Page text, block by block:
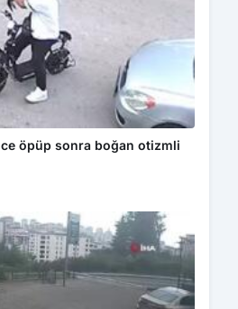
öpüp sonra boğan otizmli